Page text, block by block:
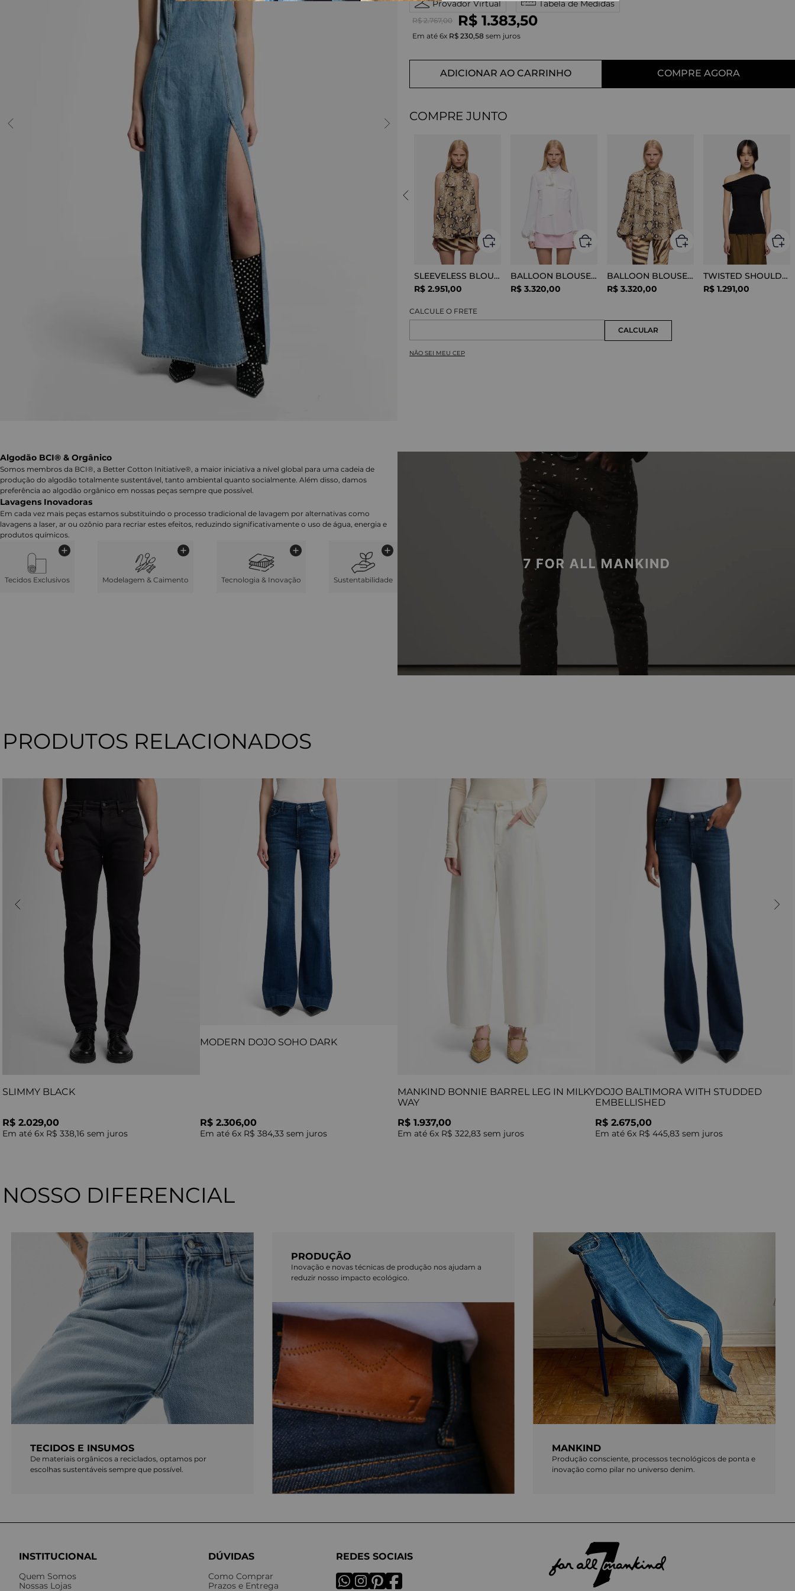
Provador Virtual Tabela de Medidas
R$ 2.767,00 R$ 1.383,50
Em até 6x R$ 230,58 sem juros
ADICIONAR AO CARRINHO COMPRE AGORA
COMPRE JUNTO
SLEEVELESS BLOUSE VISCOSE SNAKE
R$ 2.951,00
BALLOON BLOUSE SILK OPTICAL WHITE
R$ 3.320,00
BALLOON BLOUSE VISCOSE SNAKE
R$ 3.320,00
TWISTED SHOULDER TEE LYOCELL BLACK
R$ 1.291,00
NÃO SEI MEU CEP
Algodão BCI® & Orgânico
Somos membros da BCI®, a Better Cotton Initiative®, a maior iniciativa a nível global para uma cadeia de
produção do algodão totalmente sustentável, tanto ambiental quanto socialmente. Além disso, damos
preferência ao algodão orgânico em nossas peças sempre que possível.
Lavagens Inovadoras
Em cada vez mais peças estamos substituindo o processo tradicional de lavagem por alternativas como
lavagens a laser, ar ou ozônio para recriar estes efeitos, reduzindo significativamente o uso de água, energia e
produtos químicos.
Tecidos Exclusivos Modelagem & Caimento Tecnologia & Inovação Sustentabilidade
PRODUTOS RELACIONADOS
SLIMMY BLACK
R$ 2.029,00
Em até 6x R$ 338,16 sem juros
MODERN DOJO SOHO DARK
R$ 2.306,00
Em até 6x R$ 384,33 sem juros
MANKIND BONNIE BARREL LEG IN MILKY
WAY
R$ 1.937,00
Em até 6x R$ 322,83 sem juros
DOJO BALTIMORA WITH STUDDED
EMBELLISHED
R$ 2.675,00
Em até 6x R$ 445,83 sem juros
NOSSO DIFERENCIAL
TECIDOS E INSUMOS
De materiais orgânicos a reciclados, optamos por
escolhas sustentáveis sempre que possível.
PRODUÇÃO
Inovação e novas técnicas de produção nos ajudam a
reduzir nosso impacto ecológico.
MANKIND
Produção consciente, processos tecnológicos de ponta e
inovação como pilar no universo denim.
INSTITUCIONAL
Quem Somos
Nossas Lojas
DÚVIDAS
Como Comprar
Prazos e Entrega
REDES SOCIAIS